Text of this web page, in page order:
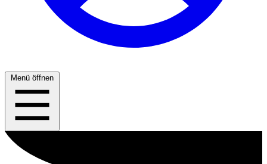
Menü öffnen